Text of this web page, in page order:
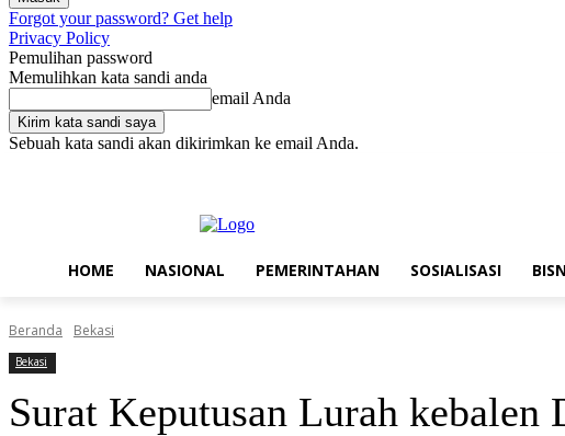
Forgot your password? Get help
Privacy Policy
Pemulihan password
Memulihkan kata sandi anda
email Anda
Sebuah kata sandi akan dikirimkan ke email Anda.
HOME NASIONAL PEMERINTAHAN SOSIALISASI
Beranda Bekasi
Bekasi
Surat Keputusan Lurah kebalen